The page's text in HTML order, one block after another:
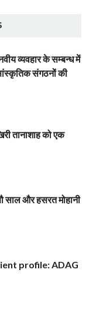
व्यवहार के सम्बन्ध में
संगठनों की
तानाशाह को एक
साल और हसरत मोहानी
profile: ADAG